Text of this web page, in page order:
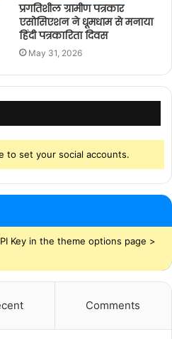
प्रगतिशील ग्रामीण पत्रकार
एसोसिएशन ने धूमधाम से मनाया
हिंदी पत्रकारिता दिवस
May 31, 2026
to set your social accounts.
Key in the theme options page >
Comments